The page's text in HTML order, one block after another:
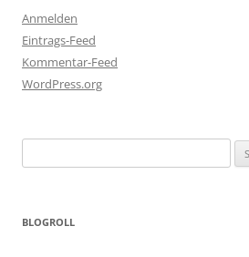
Anmelden
Eintrags-Feed
Kommentar-Feed
WordPress.org
nach:
BLOGROLL